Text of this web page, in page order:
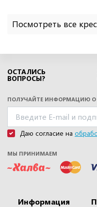
Посмотреть все
ОСТАЛИСЬ
ВОПРОСЫ?
ПОЛУЧАЙТЕ ИНФОРМАЦИЮ
Даю согласие на
МЫ ПРИНИМАЕМ
Информация